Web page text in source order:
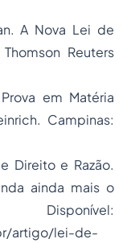
A Nova Lei de
Reuters
em Matéria
Campinas:
Direito e Razão.
ainda mais o
artigo/lei-de-